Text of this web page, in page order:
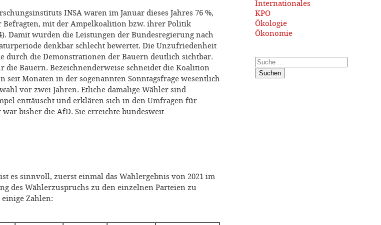
INSA waren im Januar dieses Jahres 76 %,
Befragten, mit der Ampelkoalition bzw. ihrer Politik
Damit wurden die Leistungen der Bundesregierung nach
denkbar schlecht bewertet. Die Unzufriedenheit
durch die Demonstrationen der Bauern deutlich sichtbar.
Bauern. Bezeichnenderweise schneidet die Koalition
seit Monaten in der sogenannten Sonntagsfrage wesentlich
vor zwei Jahren. Etliche damalige Wähler sind
enttäuscht und erklären sich in den Umfragen für
bisher die AfD. Sie erreichte bundesweit
es sinnvoll, zuerst einmal das Wahlergebnis von 2021 im
des Wählerzuspruchs zu den einzelnen Parteien zu
Zahlen:
Internationales
KPO
Ökologie
Ökonomie
Suchen